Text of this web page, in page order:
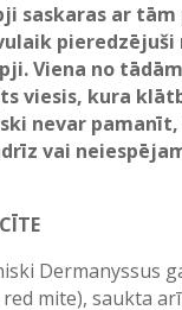
saskaras ar tām
pieredzējuši
Viena no
viesis, kura
nevar
vai
Dermanyssus
mite), saukta